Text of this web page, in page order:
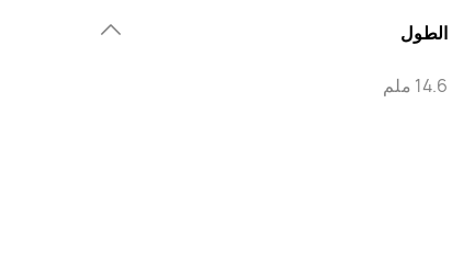
الطول
14.6 ملم